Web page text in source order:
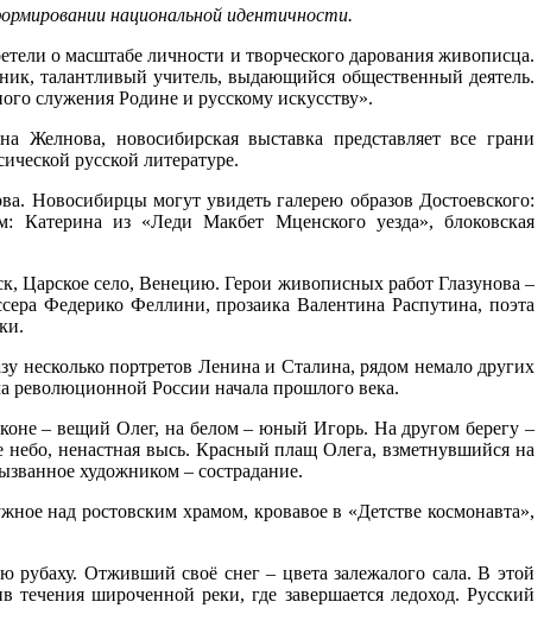
национальной идентичности.
о масштабе личности и творческого дарования живописца.
талантливый учитель, выдающийся общественный деятель.
служения Родине и русскому искусству».
Желнова, новосибирская выставка представляет все грани
русской литературе.
Новосибирцы могут увидеть галерею образов Достоевского:
из «Леди Макбет Мценского уезда», блоковская
Царское село, Венецию. Герои живописных работ Глазунова –
Федерико Феллини, прозаика Валентина Распутина, поэта
несколько портретов Ленина и Сталина, рядом немало других
революционной России начала прошлого века.
– вещий Олег, на белом – юный Игорь. На другом берегу –
небо, ненастная высь. Красный плащ Олега, взметнувшийся на
художником – сострадание.
над ростовским храмом, кровавое в «Детстве космонавта»,
рубаху. Отживший своё снег – цвета залежалого сала. В этой
широченной реки, где завершается ледоход. Русский